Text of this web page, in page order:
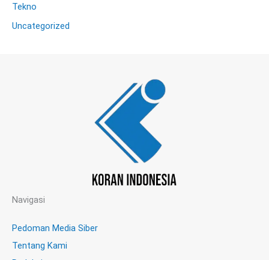
Tekno
Uncategorized
Navigasi
Pedoman Media Siber
Tentang Kami